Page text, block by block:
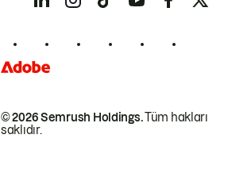
© 2026 Semrush Holdings.Tüm hakları
saklıdır.